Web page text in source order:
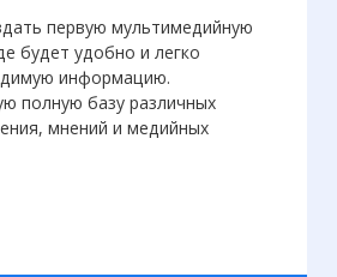
первую мультимедийную
будет удобно и легко
информацию.
полную базу различных
мнений и медийных